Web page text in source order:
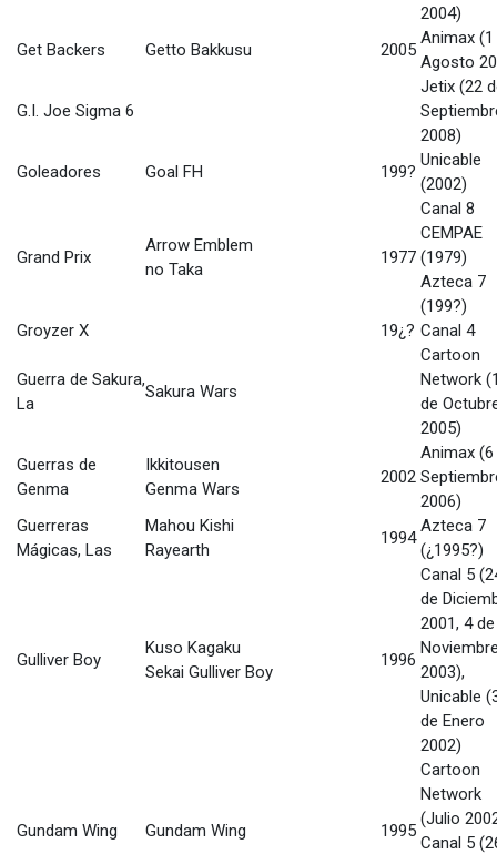
2004)
Get Backers
Getto Bakkusu 2005
Animax (1
Agosto
G.I. Joe Sigma 6
Jetix (22
2008)
Goleadores
Goal FH 199?
Unicable
(2002)
Grand Prix
Arrow Emblem
no Taka
1977
Canal 8
CEMPAE
(1979)
Azteca 7
(199?)
Groyzer X
19¿? Canal 4
Guerra de Sakura,
La
Sakura Wars
Cartoon
Network
de
2005)
Guerras de
Genma
Ikkitousen
Genma Wars
2002
Animax (6
2006)
Guerreras
Mágicas, Las
Mahou Kishi
Rayearth
1994
Azteca 7
(¿1995?)
Gulliver Boy
Kuso Kagaku
Sekai Gulliver Boy
1996
Canal 5
de
2001, 4 de
2003),
Unicable
de Enero
2002)
Gundam Wing Gundam Wing 1995
Cartoon
Network
(Julio
Canal 5